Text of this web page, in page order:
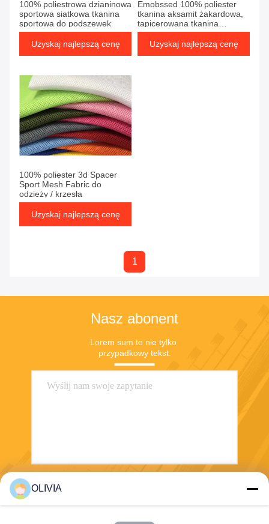
100% poliestrowa dzianinowa
sportowa siatkowa tkanina
sportowa do podszewek
Uzyskaj najlepszą cenę
Emobssed 100% poliester
tkanina aksamit żakardowa,
tapicerowana tkanina
rozkładana
Uzyskaj najlepszą cenę
100% poliester 3d Spacer
Sport Mesh Fabric do
odzieży / krzesła
Uzyskaj najlepszą cenę
1
Nasz abonent
Lorem sum to nie tylko
przypadkowy tekst.
OLIVIA